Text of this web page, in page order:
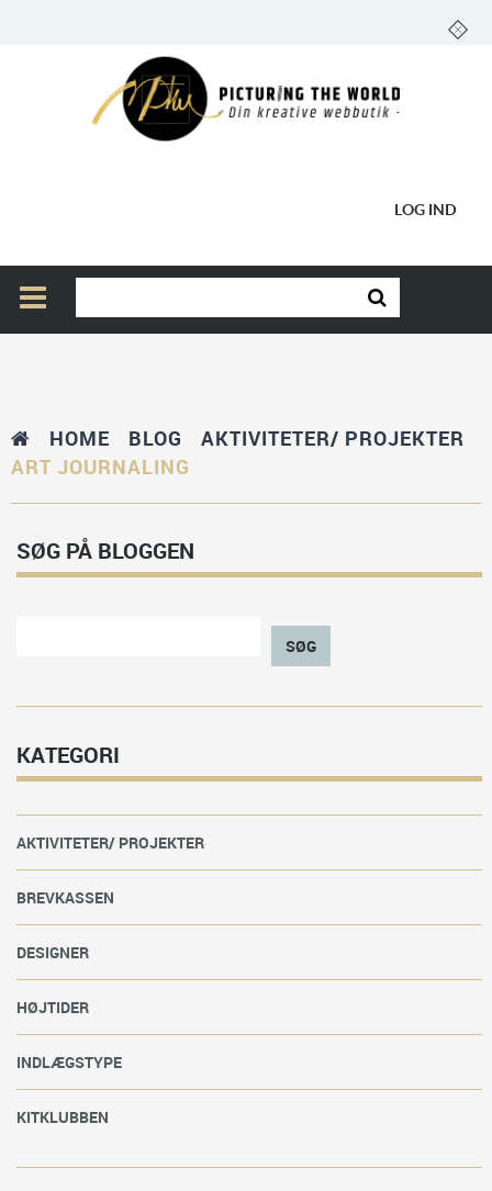
LOG IND
HOME BLOG
AKTIVITETER/ PROJEKTER
ART JOURNALING
SØG PÅ BLOGGEN
SØG
KATEGORI
AKTIVITETER/ PROJEKTER
BREVKASSEN
DESIGNER
HØJTIDER
INDLÆGSTYPE
KITKLUBBEN